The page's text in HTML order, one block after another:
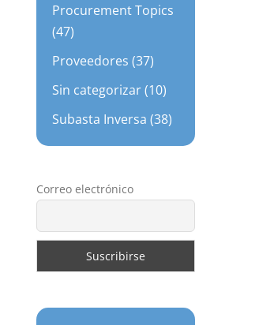
Procurement Topics
(47)
Proveedores (37)
Sin categorizar (10)
Subasta Inversa (38)
Correo electrónico